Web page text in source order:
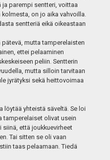
parempi sentteri, voittaa
on jo aika vahvoilla.
sentteriä eikä oikeastaan
mutta tamperelaisten
ettei pelaaminen
peliin. Sentterin
mutta silloin tarvitaan
jyrätyksi sekä heittovoimaa
löytää yhteistä säveltä. Se loi
tamperelaiset olivat usein
siinä, että joukkuevirheet
Tai sitten se oli vaan
taas pelaamaan. Tiedä